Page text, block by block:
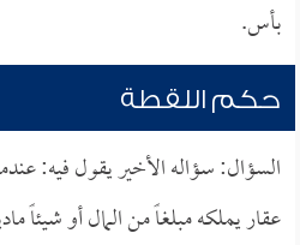
بأس.
حكم اللقطة
السؤال: سؤاله الأخير يقول فيه:
عقار يملكه مبلغاً من المال أو شيئاً